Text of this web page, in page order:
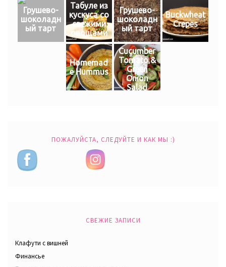
Грушево-
шоколадн
ый тарт
Табуле из
кускуса со
свежими
овощами
Грушево-
шоколадн
ый тарт
Buckwheat
Crepes
Homemad
e Hummus
Cucumber
Tomato &
Green
Onion
Salad
ПОЖАЛУЙСТА, СЛЕДУЙТЕ И КАК МЫ :)
СВЕЖИЕ ЗАПИСИ
Клафути с вишней
Финансье